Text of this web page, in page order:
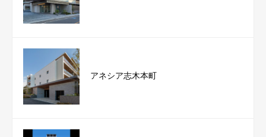
アネシア志木本町